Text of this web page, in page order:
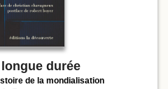
durée
de la mondialisation